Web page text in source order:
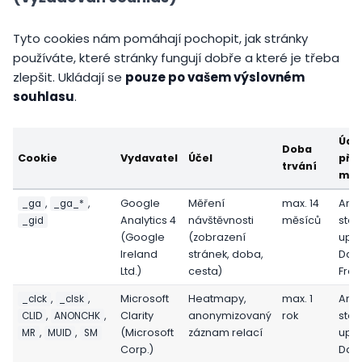
Tyto cookies nám pomáhají pochopit, jak stránky
používáte, které stránky fungují dobře a které je třeba
zlepšit. Ukládají se pouze po vašem výslovném
souhlasu.
Cookie Vydavatel Účel
Doba
trvání
_ga , _ga_* ,
_gid
Google
Analytics 4
(Google
Ireland
Ltd.)
Měření
návštěvnosti
(zobrazení
stránek, doba,
cesta)
max. 14
měsíců
_clck , _clsk ,
CLID , ANONCHK ,
MR , MUID , SM
Microsoft
Clarity
(Microsoft
Corp.)
Heatmapy,
anonymizovaný
záznam relací
max. 1
rok